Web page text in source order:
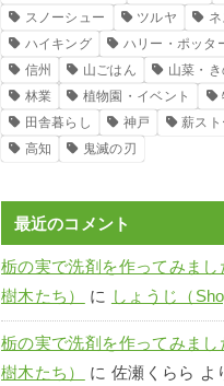
スノーシュー
ツルヤ
ハイキング
ハリー・ポッタ
信州
山ごはん 山菜・き
林業
植物園・イベント
田舎暮らし
神戸 薪ス
高知
鬼滅の刃
最近のコメント
栃の実で洗剤を作ってみま
樹木たち）
に しょうじ（
栃の実で洗剤を作ってみま
樹木たち）
に 佐瀬くらら よ